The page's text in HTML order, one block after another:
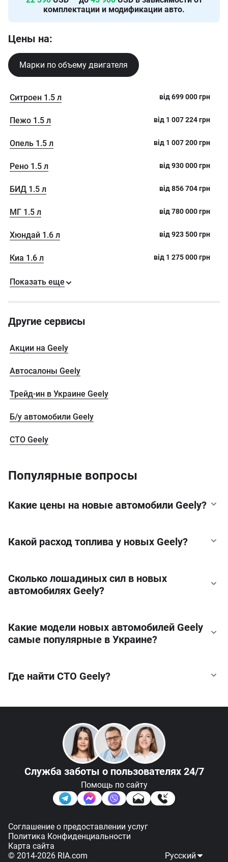
Подписаться Фильтр
комплектации и модификации авто.
Цены на:
Марки по объему двигателя
Ситроен 1.5 л від699 000грн
Пежо 1.5 л від 1 007 224грн
Опель 1.5 л від 1 007 200грн
Рено 1.5 л від930 000грн
БИД 1.5 л від856 704грн
МГ 1.5 л від780 000грн
Хюндай 1.6 л від923 500грн
Киа 1.6 л від 1 275 000грн
Показать еще
Другие сервисы
Акции на Geely
Автосалоны Geely
Трейд-ин в Украине Geely
Б/у автомобили Geely
CTO Geely
Популярные вопросы
Какие цены на новые автомобили Geely?
Какой расход топлива у новых Geely?
Сколько лошадиных сил в новых
автомобилях Geely?
Какие модели новых автомобилей Geely
самые популярные в Украине?
Geely Galaxy Starship 7 цена от 25 900 $
Geely Galaxy M7 цена от 31 900 $
Geely Galaxy Star 6 цена от 33 800 $
Где найти СТО Geely?
СТО в Виннице
Служба заботы о пользователях 24/7
Помощь по сайту
© 2014-2026 RIA.com
Соглашение о предоставлении услуг
Политика Конфиденциальности
Карта сайта
Русский